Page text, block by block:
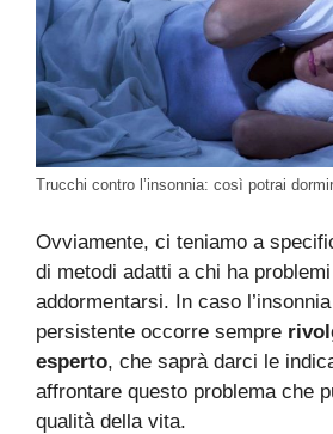
Trucchi contro l’insonnia: così potrai
Ovviamente, ci teniamo a
di metodi adatti a chi ha
addormentarsi. In caso
persistente occorre sempre
esperto, che saprà darci le
affrontare questo problema che
qualità della vita.